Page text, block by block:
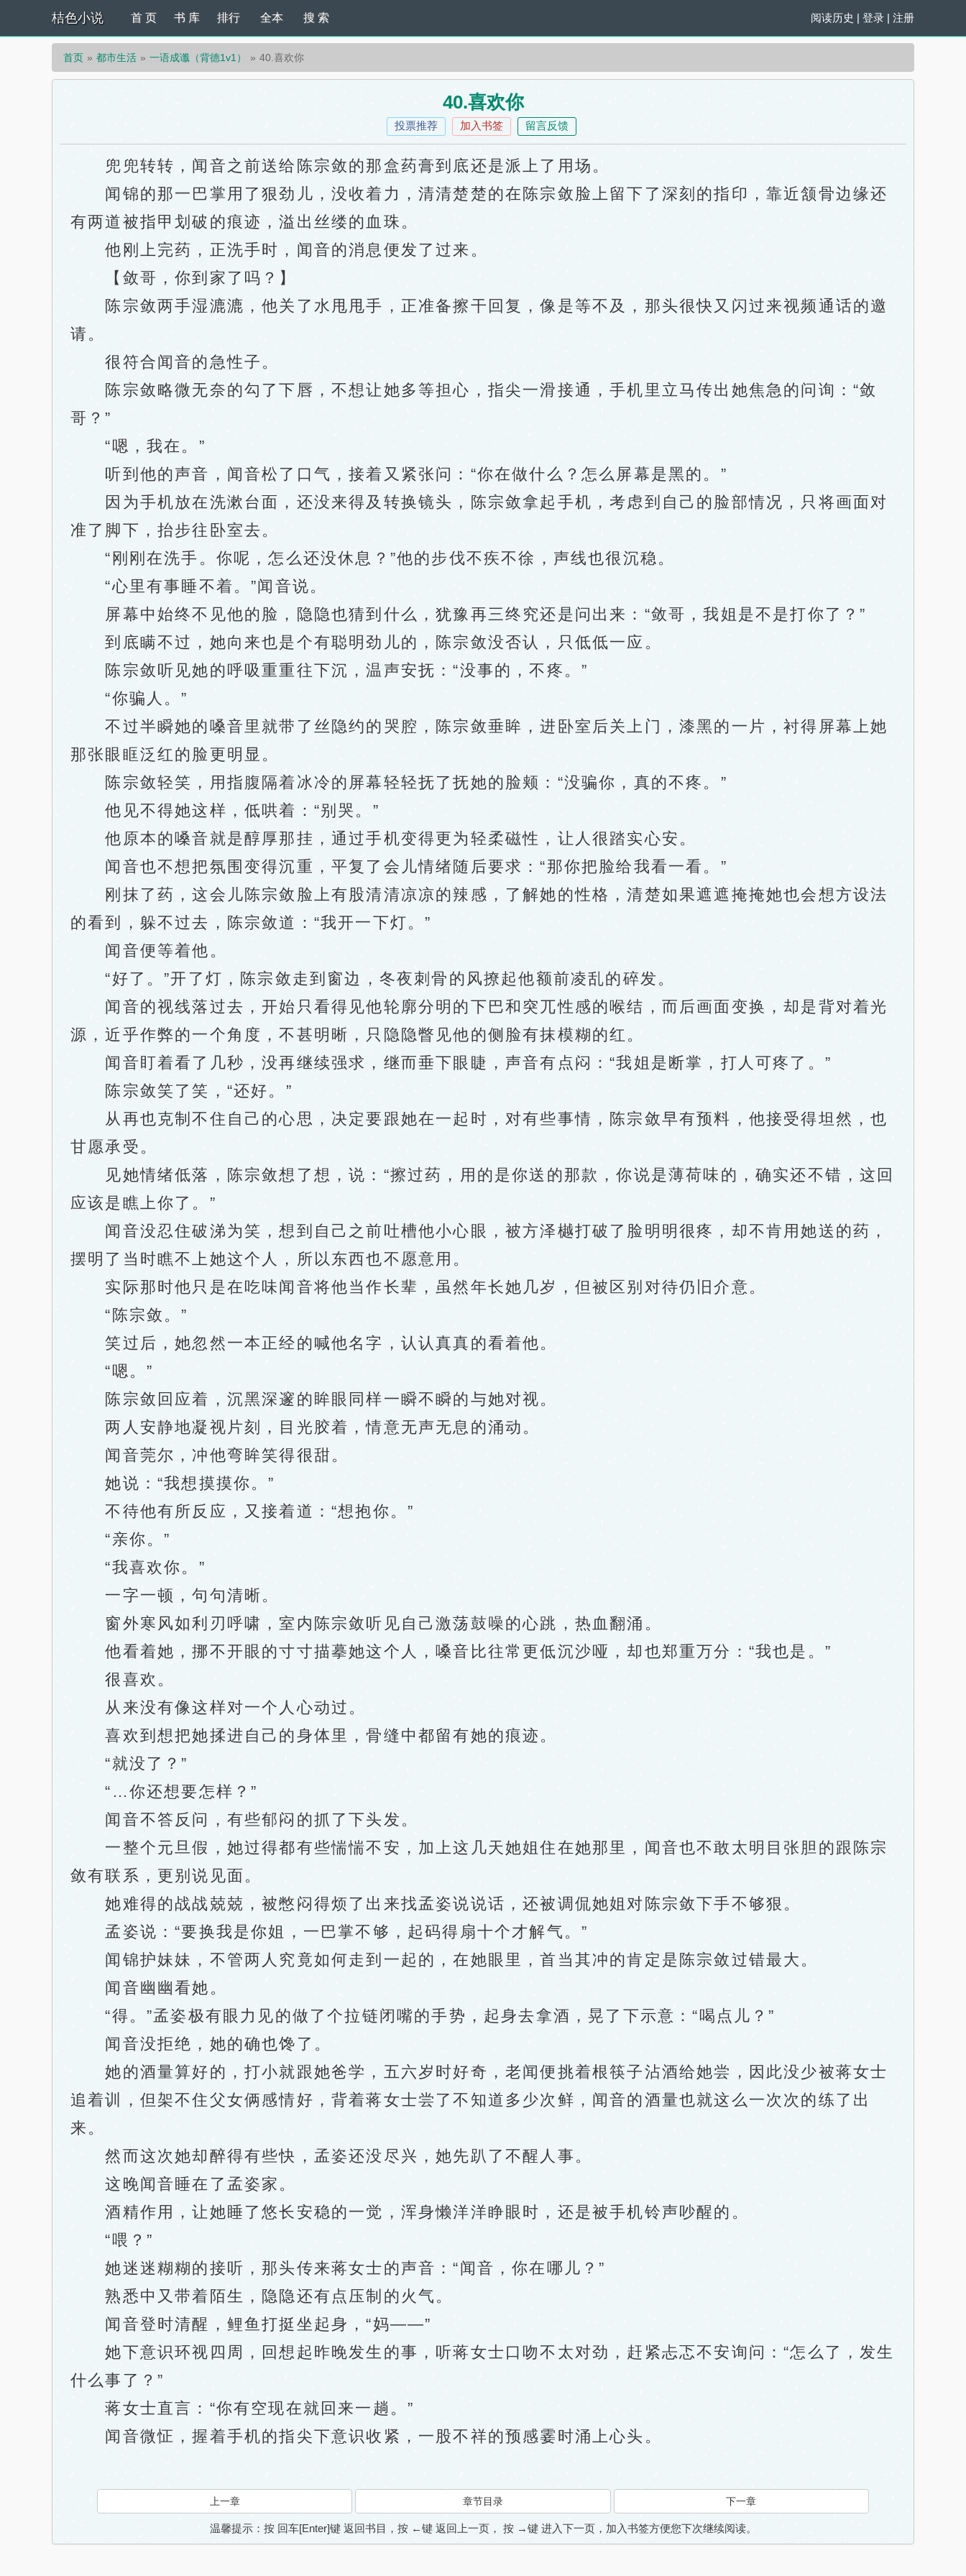
桔色小说 阅读历史 | 登录 | 注册
首 页 书 库 排行 全本 搜 索
首页 都市生活 一语成谶（背德1v1） 40.喜欢你
40.喜欢你
投票推荐 加入书签 留言反馈
兜兜转转，闻音之前送给陈宗敛的那盒药膏到底还是派上了用场。
闻锦的那一巴掌用了狠劲儿，没收着力，清清楚楚的在陈宗敛脸上留下了深刻的指印，靠近颔骨边缘还
有两道被指甲划破的痕迹，溢出丝缕的血珠。
他刚上完药，正洗手时，闻音的消息便发了过来。
【敛哥，你到家了吗？】
陈宗敛两手湿漉漉，他关了水甩甩手，正准备擦干回复，像是等不及，那头很快又闪过来视频通话的邀
请。
很符合闻音的急性子。
陈宗敛略微无奈的勾了下唇，不想让她多等担心，指尖一滑接通，手机里立马传出她焦急的问询：“敛
哥？”
“嗯，我在。”
听到他的声音，闻音松了口气，接着又紧张问：“你在做什么？怎么屏幕是黑的。”
因为手机放在洗漱台面，还没来得及转换镜头，陈宗敛拿起手机，考虑到自己的脸部情况，只将画面对
准了脚下，抬步往卧室去。
“刚刚在洗手。你呢，怎么还没休息？”他的步伐不疾不徐，声线也很沉稳。
“心里有事睡不着。”闻音说。
屏幕中始终不见他的脸，隐隐也猜到什么，犹豫再三终究还是问出来：“敛哥，我姐是不是打你了？”
到底瞒不过，她向来也是个有聪明劲儿的，陈宗敛没否认，只低低一应。
陈宗敛听见她的呼吸重重往下沉，温声安抚：“没事的，不疼。”
“你骗人。”
不过半瞬她的嗓音里就带了丝隐约的哭腔，陈宗敛垂眸，进卧室后关上门，漆黑的一片，衬得屏幕上她
那张眼眶泛红的脸更明显。
陈宗敛轻笑，用指腹隔着冰冷的屏幕轻轻抚了抚她的脸颊：“没骗你，真的不疼。”
他见不得她这样，低哄着：“别哭。”
他原本的嗓音就是醇厚那挂，通过手机变得更为轻柔磁性，让人很踏实心安。
闻音也不想把氛围变得沉重，平复了会儿情绪随后要求：“那你把脸给我看一看。”
刚抹了药，这会儿陈宗敛脸上有股清清凉凉的辣感，了解她的性格，清楚如果遮遮掩掩她也会想方设法
的看到，躲不过去，陈宗敛道：“我开一下灯。”
闻音便等着他。
“好了。”开了灯，陈宗敛走到窗边，冬夜刺骨的风撩起他额前凌乱的碎发。
闻音的视线落过去，开始只看得见他轮廓分明的下巴和突兀性感的喉结，而后画面变换，却是背对着光
源，近乎作弊的一个角度，不甚明晰，只隐隐瞥见他的侧脸有抹模糊的红。
闻音盯着看了几秒，没再继续强求，继而垂下眼睫，声音有点闷：“我姐是断掌，打人可疼了。”
陈宗敛笑了笑，“还好。”
从再也克制不住自己的心思，决定要跟她在一起时，对有些事情，陈宗敛早有预料，他接受得坦然，也
甘愿承受。
见她情绪低落，陈宗敛想了想，说：“擦过药，用的是你送的那款，你说是薄荷味的，确实还不错，这回
应该是瞧上你了。”
闻音没忍住破涕为笑，想到自己之前吐槽他小心眼，被方泽樾打破了脸明明很疼，却不肯用她送的药，
摆明了当时瞧不上她这个人，所以东西也不愿意用。
实际那时他只是在吃味闻音将他当作长辈，虽然年长她几岁，但被区别对待仍旧介意。
“陈宗敛。”
笑过后，她忽然一本正经的喊他名字，认认真真的看着他。
“嗯。”
陈宗敛回应着，沉黑深邃的眸眼同样一瞬不瞬的与她对视。
两人安静地凝视片刻，目光胶着，情意无声无息的涌动。
闻音莞尔，冲他弯眸笑得很甜。
她说：“我想摸摸你。”
不待他有所反应，又接着道：“想抱你。”
“亲你。”
“我喜欢你。”
一字一顿，句句清晰。
窗外寒风如利刃呼啸，室内陈宗敛听见自己激荡鼓噪的心跳，热血翻涌。
他看着她，挪不开眼的寸寸描摹她这个人，嗓音比往常更低沉沙哑，却也郑重万分：“我也是。”
很喜欢。
从来没有像这样对一个人心动过。
喜欢到想把她揉进自己的身体里，骨缝中都留有她的痕迹。
“就没了？”
“…你还想要怎样？”
闻音不答反问，有些郁闷的抓了下头发。
一整个元旦假，她过得都有些惴惴不安，加上这几天她姐住在她那里，闻音也不敢太明目张胆的跟陈宗
敛有联系，更别说见面。
她难得的战战兢兢，被憋闷得烦了出来找孟姿说说话，还被调侃她姐对陈宗敛下手不够狠。
孟姿说：“要换我是你姐，一巴掌不够，起码得扇十个才解气。”
闻锦护妹妹，不管两人究竟如何走到一起的，在她眼里，首当其冲的肯定是陈宗敛过错最大。
闻音幽幽看她。
“得。”孟姿极有眼力见的做了个拉链闭嘴的手势，起身去拿酒，晃了下示意：“喝点儿？”
闻音没拒绝，她的确也馋了。
她的酒量算好的，打小就跟她爸学，五六岁时好奇，老闻便挑着根筷子沾酒给她尝，因此没少被蒋女士
追着训，但架不住父女俩感情好，背着蒋女士尝了不知道多少次鲜，闻音的酒量也就这么一次次的练了出
来。
然而这次她却醉得有些快，孟姿还没尽兴，她先趴了不醒人事。
这晚闻音睡在了孟姿家。
酒精作用，让她睡了悠长安稳的一觉，浑身懒洋洋睁眼时，还是被手机铃声吵醒的。
“喂？”
她迷迷糊糊的接听，那头传来蒋女士的声音：“闻音，你在哪儿？”
熟悉中又带着陌生，隐隐还有点压制的火气。
闻音登时清醒，鲤鱼打挺坐起身，“妈——”
她下意识环视四周，回想起昨晚发生的事，听蒋女士口吻不太对劲，赶紧忐忑不安询问：“怎么了，发生
什么事了？”
蒋女士直言：“你有空现在就回来一趟。”
闻音微怔，握着手机的指尖下意识收紧，一股不祥的预感霎时涌上心头。
上一章 章节目录 下一章
温馨提示：按 回车[Enter]键 返回书目，按 ←键 返回上一页， 按 →键 进入下一页，加入书签方便您下次继续阅读。